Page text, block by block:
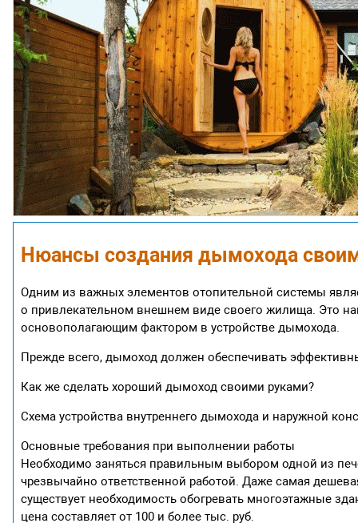
Нюансы создания дымохода
Одним из важных элементов отопительной системы
о привлекательном внешнем виде своего жилища. Это
основополагающим фактором в устройстве дымохода.
Прежде всего, дымоход должен обеспечивать
Как же сделать хороший дымоход своими руками?
Схема устройства внутреннего дымохода и наружной
Основные требования при выполнении работы
Необходимо заняться правильным выбором одной из
чрезвычайно ответственной работой. Даже самая
существует необходимость обогревать многоэтажные
цена составляет от 100 и более тыс. руб.